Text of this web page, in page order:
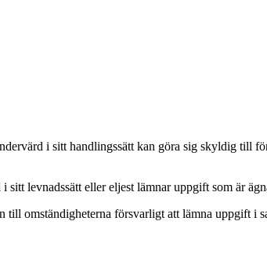
i sitt handlingssätt kan göra sig skyldig till
levnadssätt eller eljest lämnar uppgift som är
till omständigheterna försvarligt att lämna uppgift